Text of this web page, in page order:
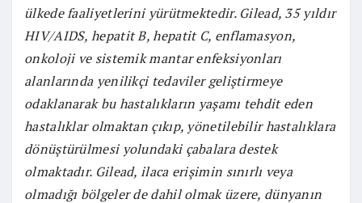
ülkede faaliyetlerini yürütmektedir. Gilead, 35 yıldır
HIV/AIDS, hepatit B, hepatit C, enflamasyon,
onkoloji ve sistemik mantar enfeksiyonları
alanlarında yenilikçi tedaviler geliştirmeye
odaklanarak bu hastalıkların yaşamı tehdit eden
hastalıklar olmaktan çıkıp, yönetilebilir hastalıklara
dönüştürülmesi yolundaki çabalara destek
olmaktadır. Gilead, ilaca erişimin sınırlı veya
olmadığı bölgeler de dahil olmak üzere, dünyanın